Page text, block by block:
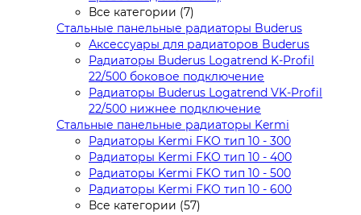
Все категории (7)
Стальные панельные радиаторы Buderus
Аксессуары для радиаторов Buderus
Радиаторы Buderus Logatrend K-Profil
22/500 боковое подключение
Радиаторы Buderus Logatrend VK-Profil
22/500 нижнее подключение
Стальные панельные радиаторы Kermi
Радиаторы Kermi FKO тип 10 - 300
Радиаторы Kermi FKO тип 10 - 400
Радиаторы Kermi FKO тип 10 - 500
Радиаторы Kermi FKO тип 10 - 600
Все категории (57)